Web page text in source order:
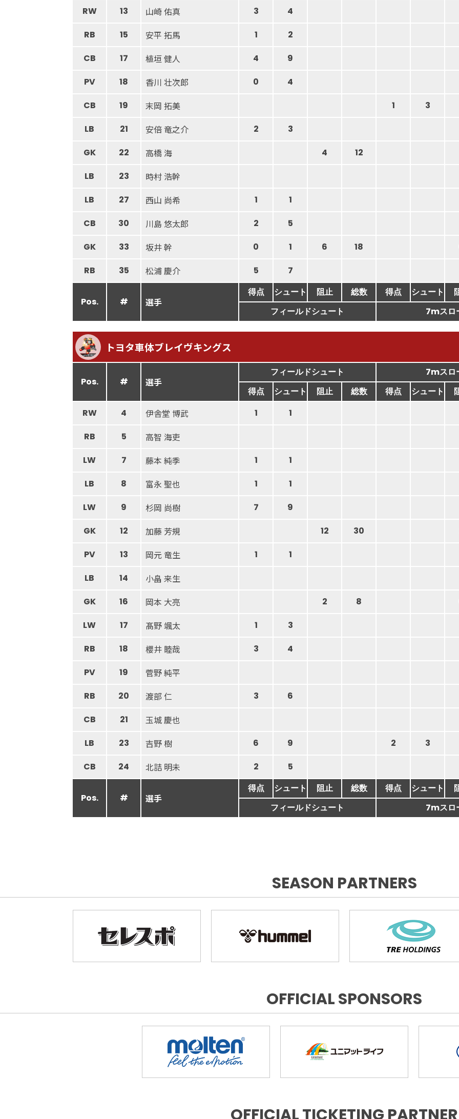
RW
13 山崎 佑真 3
4
RB
15 安平 拓馬 1
2
CB
17 植垣 健人 4
9
PV
18 香川 壮次郎 0 4
CB
19 末岡 拓美 1
3
LB
21 安倍 竜之介 2 3
GK
22 高橋 海 4 12
LB
23 時村 浩幹
LB 27 西山 尚希 1
1
CB
30 川島 悠太郎 2
5
GK
33 坂井 幹 0 1 6 18
RB
35 松浦 慶介 5 7
Pos. # 選手
得点 シュート 阻止 総数 得点 シュート
フィールドシュート
7mスロ
トヨタ車体ブレイヴキングス
Pos. # 選手
フィールドシュート
7mスロ
得点
シュート 阻止 総数 得点 シュート
RW
4 伊舎堂 博武 1
1
RB
5 高智 海吏
LW
7 藤本 純季 1
1
LB
8 富永 聖也 1
1
LW
9 杉岡 尚樹 7
9
GK
12 加藤 芳規 12 30
PV
13 岡元 竜生 1
1
LB
14 小畠 来生
GK 16 岡本 大亮 2 8
LW
17 髙野 颯太 1 3
RB
18 櫻井 睦哉 3
4
PV
19 菅野 純平
RB 20 渡部 仁 3
6
CB
21 玉城 慶也
LB 23 吉野 樹 6 9 2 3
CB
24 北詰 明未 2 5
Pos. # 選手
得点 シュート 阻止 総数 得点 シュート
フィールドシュート
7mスロ
SEASON PARTNERS
OFFICIAL SPONSORS